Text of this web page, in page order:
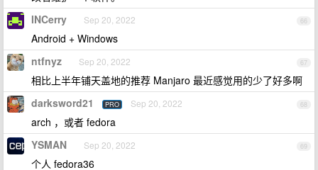
66
INCerry Sep 20, 2022
Android + Windows
67
ntfnyz Sep 20, 2022
相比上半年铺天盖地的推荐 Manjaro 最近感觉用的少了好多啊
68
darksword21 PRO Sep 20, 2022
arch ，或者 fedora
69
YSMAN Sep 20, 2022
个人 fedora36